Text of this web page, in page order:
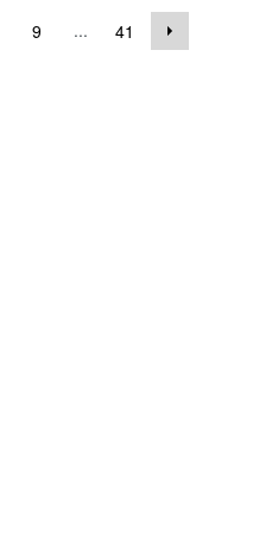
9 ... 41